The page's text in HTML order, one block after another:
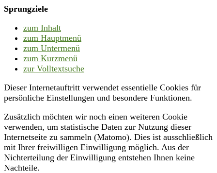
Sprungziele
zum Inhalt
zum Hauptmenü
zum Untermenü
zum Kurzmenü
zur Volltextsuche
Dieser Internetauftritt verwendet essentielle Cookies für
persönliche Einstellungen und besondere Funktionen.
Zusätzlich möchten wir noch einen weiteren Cookie
verwenden, um statistische Daten zur Nutzung dieser
Internetseite zu sammeln (Matomo). Dies ist ausschließlich
mit Ihrer freiwilligen Einwilligung möglich. Aus der
Nichterteilung der Einwilligung entstehen Ihnen keine
Nachteile.